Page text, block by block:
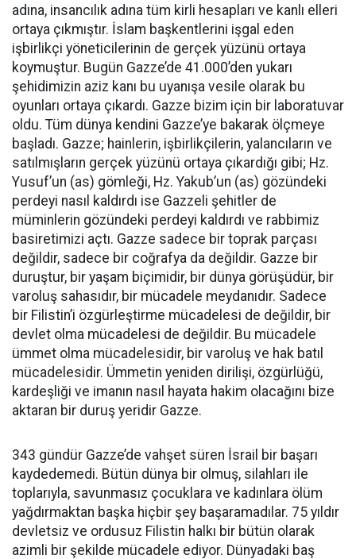
adına, insancılık adına tüm kirli hesapları ve kanlı elleri
ortaya çıkmıştır. İslam başkentlerini işgal eden
işbirlikçi yöneticilerinin de gerçek yüzünü ortaya
koymuştur. Bugün Gazze’de 41.000’den yukarı
şehidimizin aziz kanı bu uyanışa vesile olarak bu
oyunları ortaya çıkardı. Gazze bizim için bir laboratuvar
oldu. Tüm dünya kendini Gazze’ye bakarak ölçmeye
başladı. Gazze; hainlerin, işbirlikçilerin, yalancıların ve
satılmışların gerçek yüzünü ortaya çıkardığı gibi; Hz.
Yusuf’un (as) gömleği, Hz. Yakub’un (as) gözündeki
perdeyi nasıl kaldırdı ise Gazzeli şehitler de
müminlerin gözündeki perdeyi kaldırdı ve rabbimiz
basiretimizi açtı. Gazze sadece bir toprak parçası
değildir, sadece bir coğrafya da değildir. Gazze bir
duruştur, bir yaşam biçimidir, bir dünya görüşüdür, bir
varoluş sahasıdır, bir mücadele meydanıdır. Sadece
bir Filistin’i özgürleştirme mücadelesi de değildir, bir
devlet olma mücadelesi de değildir. Bu mücadele
ümmet olma mücadelesidir, bir varoluş ve hak batıl
mücadelesidir. Ümmetin yeniden dirilişi, özgürlüğü,
kardeşliği ve imanın nasıl hayata hakim olacağını bize
aktaran bir duruş yeridir Gazze.
343 gündür Gazze’de vahşet süren İsrail bir başarı
kaydedemedi. Bütün dünya bir olmuş, silahları ile
toplarıyla, savunmasız çocuklara ve kadınlara ölüm
yağdırmaktan başka hiçbir şey başaramadılar. 75 yıldır
devletsiz ve ordusuz Filistin halkı bir bütün olarak
azimli bir şekilde mücadele ediyor. Dünyadaki baş